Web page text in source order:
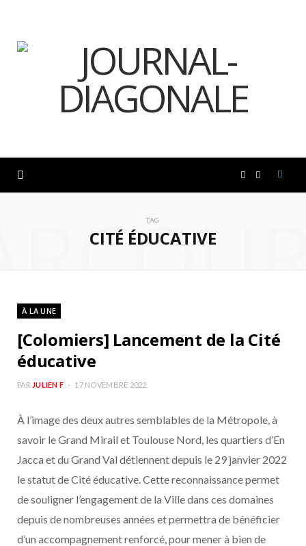
k
g
a
m
TAG
CITÉ ÉDUCATIVE
À LA UNE
[Colomiers] Lancement de la Cité
éducative
PAR JULIEN F 17 NOVEMBRE 2022
À l’image des deux autres semblables de la Métropole, à
savoir le Grand Mirail et Toulouse Nord, les quartiers d’En
Jacca et du Grand Val détiennent depuis le 29 janvier 2022
le statut de Cité éducative. Cette reconnaissance permet
de souligner l’engagement de la Ville dans ces domaines
depuis de nombreuses années et permettra de bénéficier
d’un accompagnement renforcé, pour mener à bien de